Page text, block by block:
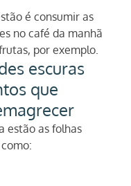
é consumir as
no café da manhã
por exemplo.
escuras
que
estão as folhas